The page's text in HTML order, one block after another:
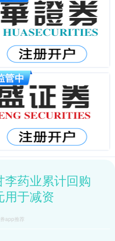
药业累计回购
用于减资
app推荐